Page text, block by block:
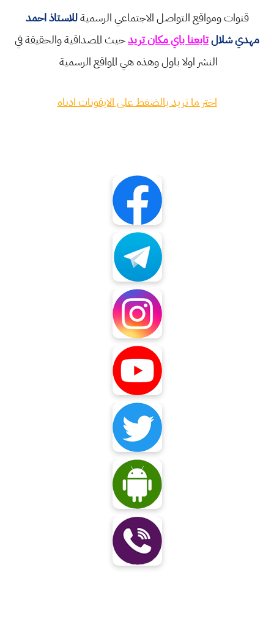
قنوات ومواقع التواصل الاجتماعي الرسميةللاستاذ احمد
مهدي شلالتابعنا باي مكان تريدحيث المصداقية والحقيقة في
النشر اولا باول وهذه هي المواقع الرسمية
اختر ما تريد بالضغط على الايقونات ادناه